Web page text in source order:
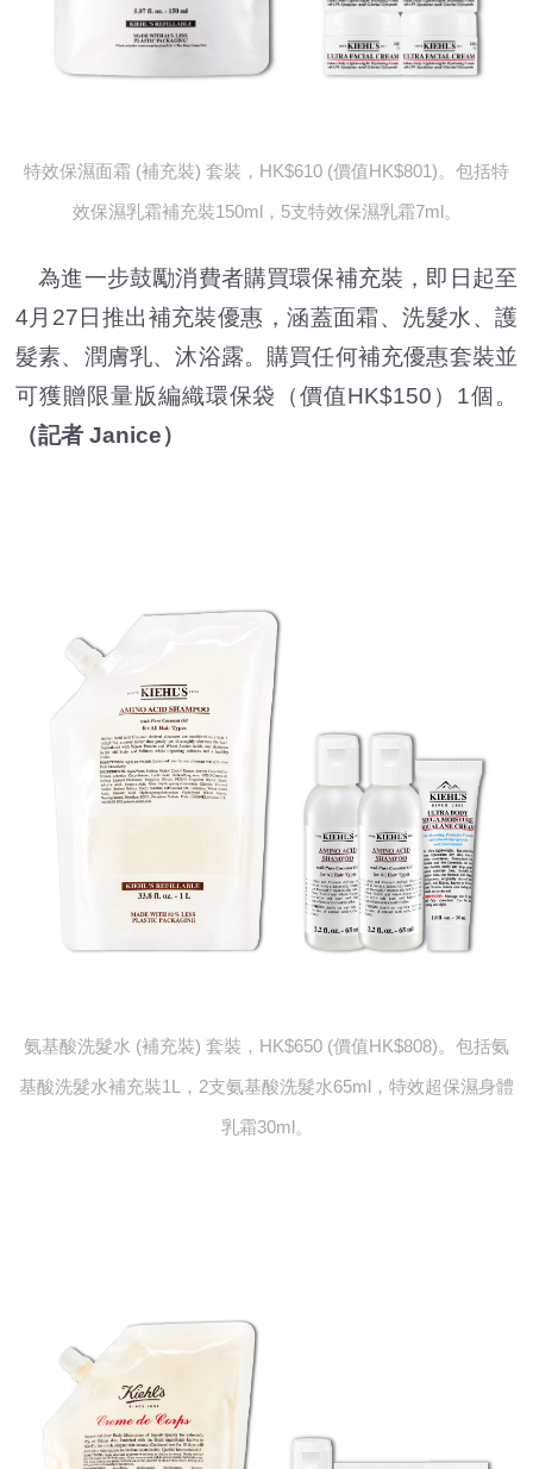
特效保濕面霜 (補充裝) 套裝，HK$610 (價值HK$801)。包括特
效保濕乳霜補充裝150ml，5支特效保濕乳霜7ml。
為進一步鼓勵消費者購買環保補充裝，即日起至
4月27日推出補充裝優惠，涵蓋面霜、洗髮水、護
髮素、潤膚乳、沐浴露。購買任何補充優惠套裝並
可獲贈限量版編織環保袋（價值HK$150）1個。
（記者 Janice）
氨基酸洗髮水 (補充裝) 套裝，HK$650 (價值HK$808)。包括氨
基酸洗髮水補充裝1L，2支氨基酸洗髮水65ml，特效超保濕身體
乳霜30ml。